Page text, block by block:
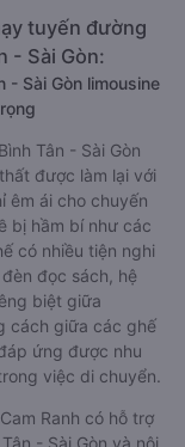
tuyến đường
- Sài Gòn:
- Sài Gòn limousine
Tân - Sài Gòn
được làm lại với
êm ái cho chuyến
bị hầm bí như các
có nhiều tiện nghi
đọc sách, hệ
biệt giữa
cách giữa các ghế
ứng được nhu
việc di chuyển.
Ranh có hỗ trợ
- Sài Gòn và nội